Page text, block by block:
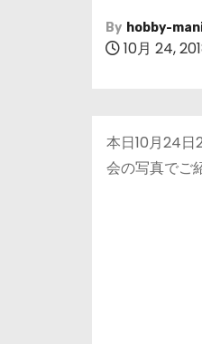
By hobby-
10月 24,
本日10月24日
会の写真でご